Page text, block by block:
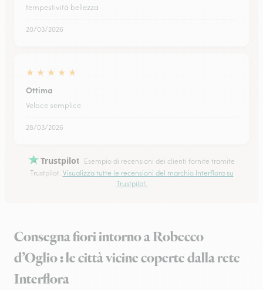
tempestività bellezza
20/03/2026
★ ★ ★ ★ ★
Ottima
Veloce semplice
28/03/2026
Trustpilot
Esempio di recensioni dei clienti fornite tramite
Trustpilot. Visualizza tutte le recensioni del marchio Interflora su
Trustpilot.
Consegna fiori intorno a Robecco
d’Oglio : le città vicine coperte dalla rete
Interflora